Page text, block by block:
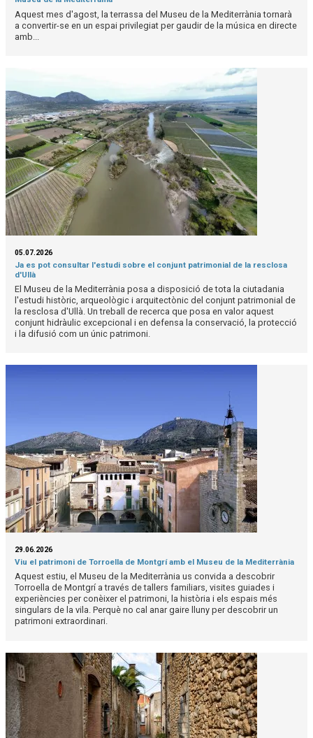
Aquest mes d'agost, la terrassa del Museu de la Mediterrània tornarà
a convertir-se en un espai privilegiat per gaudir de la música en directe
amb...
05.07.2026
Ja es pot consultar l'estudi sobre el conjunt patrimonial de la resclosa
d'Ullà
El Museu de la Mediterrània posa a disposició de tota la ciutadania
l'estudi històric, arqueològic i arquitectònic del conjunt patrimonial de
la resclosa d'Ullà. Un treball de recerca que posa en valor aquest
conjunt hidràulic excepcional i en defensa la conservació, la protecció
i la difusió com un únic patrimoni.
29.06.2026
Viu el patrimoni de Torroella de Montgrí amb el Museu de la Mediterrània
Aquest estiu, el Museu de la Mediterrània us convida a descobrir
Torroella de Montgrí a través de tallers familiars, visites guiades i
experiències per conèixer el patrimoni, la història i els espais més
singulars de la vila. Perquè no cal anar gaire lluny per descobrir un
patrimoni extraordinari.